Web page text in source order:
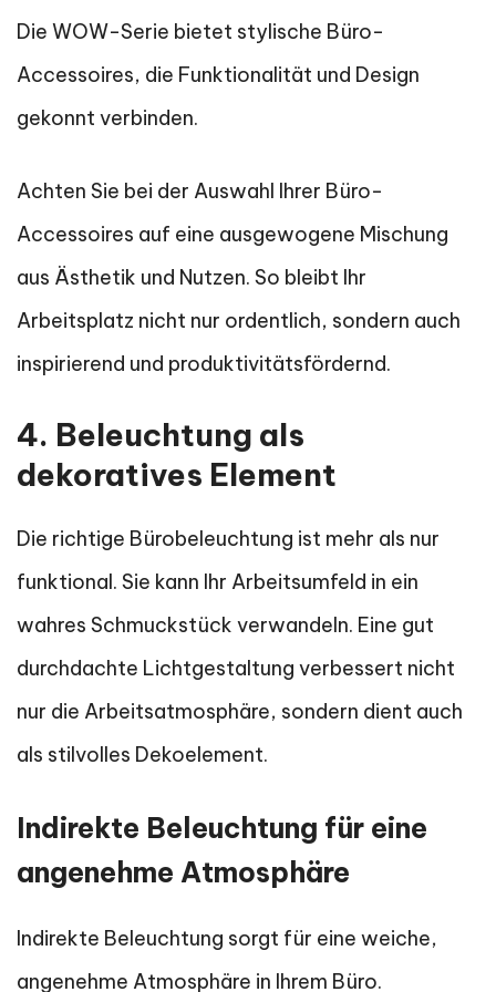
Die WOW-Serie bietet stylische Büro-
Accessoires, die Funktionalität und Design
gekonnt verbinden.
Achten Sie bei der Auswahl Ihrer Büro-
Accessoires auf eine ausgewogene Mischung
aus Ästhetik und Nutzen. So bleibt Ihr
Arbeitsplatz nicht nur ordentlich, sondern auch
inspirierend und produktivitätsfördernd.
4. Beleuchtung als
dekoratives Element
Die richtige Bürobeleuchtung ist mehr als nur
funktional. Sie kann Ihr Arbeitsumfeld in ein
wahres Schmuckstück verwandeln. Eine gut
durchdachte Lichtgestaltung verbessert nicht
nur die Arbeitsatmosphäre, sondern dient auch
als stilvolles Dekoelement.
Indirekte Beleuchtung für eine
angenehme Atmosphäre
Indirekte Beleuchtung sorgt für eine weiche,
angenehme Atmosphäre in Ihrem Büro.